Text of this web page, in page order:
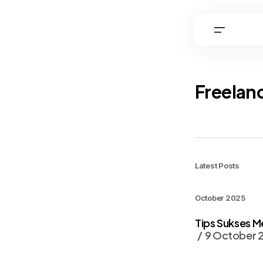
Latest Posts
October 2025
Tips Sukses
9 October